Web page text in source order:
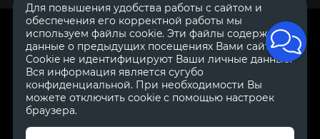
© 2007—2026 «Диалог Авто» — автосалон. Все права защищены.
Обращаем Ваше внимание на то, что данный Интернет-сайт
носит исключительно информационный характер и ни при
каких условиях не является публичной офертой, определяемой
положениями Статьи 437 Гражданского Кодекса Российской
Федерации.Для получения подробной информации о
продажам автосалонов Диалог Авто. Для получения
ОГРН 1111644005153
ИНН 1644062657
Для повышения удобства работы с сайтом и
обеспечения его корректной работы мы
используем файлы cookie. Эти файлы содержат
данные о предыдущих посещениях Вами сайта.
Cookie не идентифицируют Ваши личные данные.
Вся информация является сугубо
конфиденциальной. При необходимости Вы
можете отключить cookie с помощью настроек
браузера.